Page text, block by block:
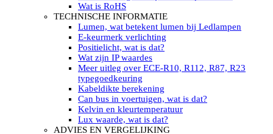
Led Flitsers
Werkverlichting met Led flitsers
Led zwaailampbalk
Led Multi zwaailampbalk
Led flitsbalk compact
Traffic Advisors
Led zwaailicht
Accessoires signalering
Led signalisatie in Subcategorieën
LED KOPLAMPEN GEKEURD
Led koplampen inbouw
Led koplampen opbouw
Wat is RoHS
TECHNISCHE INFORMATIE
Lumen, wat betekent lumen bij Ledlampen
E-keurmerk verlichting
Positielicht, wat is dat?
Wat zijn IP waardes
Meer uitleg over ECE-R10, R112, R87, R23
typegoedkeuring
Kabeldikte berekening
Can bus in voertuigen, wat is dat?
Kelvin en kleurtemperatuur
Lux waarde, wat is dat?
ADVIES EN VERGELIJKING